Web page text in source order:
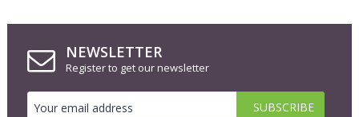
NEWSLETTER
Register to get our newsletter